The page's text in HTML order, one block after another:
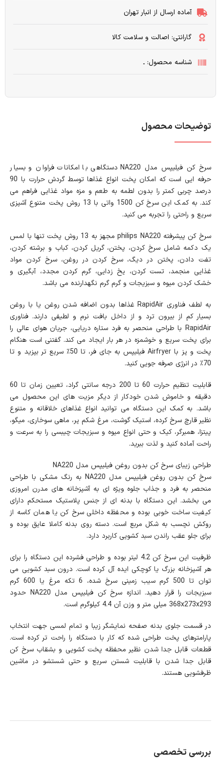
آماده ارسال از انبار تهران
گارانتی: اصالت و سلامت کالا
شناسه محصول: ـ
توضیحات محصول
سرخ کن فیلیپس مدل NA220 دستگاهی با امکانات فراوان و بسیار
حرفه ‌ایی است که امکان پخت انواع غذاها توسط گردش حرارت با 90
درصد چربی کمتر را بدون لطمه به طعم و مزه مواد غذایی فراهم می
کند. به کمک این سرخ کن 1500 واتی با 13 روش پخت متنوع آشپزی
سریع و راحتی را تجربه می کنید.
سرخ کن پیشرفته philips NA220 مجهز به 13 روش پخت تنها با لمس
یک دکمه شامل سرخ کردن، پختن، گریل کردن، کباب و برشته کردن،
تفت دادن، پختن در دیگ، سرخ کردن در روغن، سرخ کردن مواد
غذایی منجمد، تست کردن، یخ زدایی، گرم کردن مجدد، آبگیری و
خشک کردن میوه و سبزیجات و گرم گرم نگهدارنده می باشد.
به لطف فناوری RapidAir غذاها بدون اضافه شدن روغن یا با روغن
بسیار کم از بیرون ترد و از داخل بافت نرم و لطیفی دارند. فناوری
RapidAir با طراحی منحصر به فرد ستاره‌ دریایی، جریان هوای عالی را
برای پخت سریع و خوشمزه در هر بار ایجاد می‌ کند. گفتنی است هنگام
پخت و پز با Airfryer فیلیپس به جای فر، تا 50٪ سریع تر بپزید و تا
70٪ در انرژی صرفه جویی کنید.
قابلیت تنظیم حرارت 60 تا 200 درجه سانتی گراد، تعیین زمان تا 60
دقیقه و خاموش شدن خودکار از دیگر مزیت های این محصول می
باشد. به کمک این دستگاه می توانید انواع غذاهای خلاقانه و متنوع
نظیر قارچ سرخ کرده، استیک گوشت، مرغ شکم پر، ماهی سوخاری، میگو،
پیتزا، همبرگر، کیک و حتی انواع میوه و سبزیجات چیبسی را به سرعت و
راحت آماده کنید و لذت ببرید.
طراحی زیبای سرخ کن بدون روغن فیلیپس مدل NA220
سرخ کن بدون روغن فیلیپس مدل NA220 به رنگ مشکی با طراحی
منحصر به فرد و جذاب جلوه ویژه ای به آشپزخانه های مدرن امروزی
می بخشد. این دستگاه با بدنه ای از جنس پلاستیک مستحکم دارای
کیفیت ساخت خوبی بوده و محفظه داخلی سرخ کن یا همان کاسه از
روکش نچسب به شکل مربع است. دسته روی بدنه کاملا عایق بوده و
برای جلو عقب راندن سبد کشویی کاربرد دارد.
ظرفیت این سرخ کن 4.2 لیتر بوده و طراحی فشرده این دستگاه را برای
هر آشپزخانه بزرگ یا کوچکی ایده آل کرده است. درون سبد کشویی می
توان تا 500 گرم سیب زمینی سرخ شده، 6 تکه مرغ یا 600 گرم
سبزیجات را قرار دهید. اندازه سرخ کن فیلیپس مدل NA220 حدود
368x273x293 میلی متر و وزن آن 4.4 کیلوگرم است.
در قسمت جلوی بدنه صفحه نمایشگر زیبا و تمام لمسی جهت انتخاب
پارامترهای پخت طراحی شده که کار با دستگاه را راحت تر کرده است.
قطعات قابل جدا شدن نظیر محفظه پخت کشویی و بشقاب سرخ کن
قابل جدا شدن با قابلیت شستن سریع و حتی شستشو در ماشین
ظرفشویی هستند.
بررسی تخصصی